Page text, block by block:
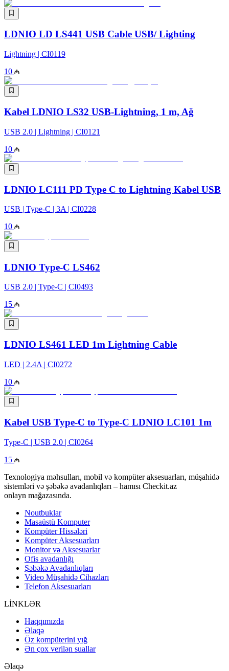
LDNIO LD LS441 USB Cable USB/ Lighting
Lightning | CI0119
10
Kabel LDNIO LS32 USB-Lightning, 1 m, Ağ
USB 2.0 | Lightning | CI0121
10
LDNIO LC111 PD Type C to Lightning Kabel USB
USB | Type-C | 3A | CI0228
10
LDNIO Type-C LS462
USB 2.0 | Type-C | CI0493
15
LDNIO LS461 LED 1m Lightning Cable
LED | 2.4A | CI0272
10
Kabel USB Type-C to Type-C LDNIO LC101 1m
Type-C | USB 2.0 | CI0264
15
Texnologiya məhsulları, mobil və kompüter aksesuarları, müşahidə
sistemləri və şəbəkə avadanlıqları – hamısı Checkit.az
onlayn mağazasında.
Noutbuklar
Masaüstü Komputer
Kompüter Hissələri
Kompüter Aksesuarları
Monitor və Aksesuarlar
Ofis avadanlığı
Şəbəkə Avadanlıqları
Video Müşahidə Cihazları
Telefon Aksesuarları
LİNKLƏR
Haqqımızda
Əlaqə
Öz kompüterini yığ
Ən çox verilən suallar
Əlaqə